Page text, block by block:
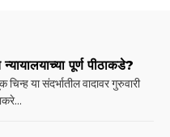
पूर्ण पीठाकडे?
या संदर्भातील वादावर गुरुवारी